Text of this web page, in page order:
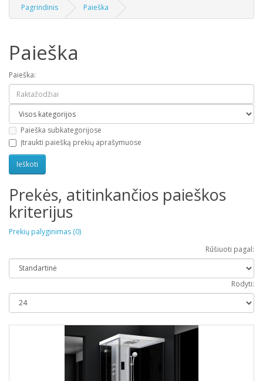
Pagrindinis Paieška
Paieška
Paieška:
Paieška subkategorijose
Įtraukti paiešką prekių aprašymuose
Prekės, atitinkančios paieškos
kriterijus
Prekių palyginimas (0)
Rūšiuoti pagal:
Rodyti: